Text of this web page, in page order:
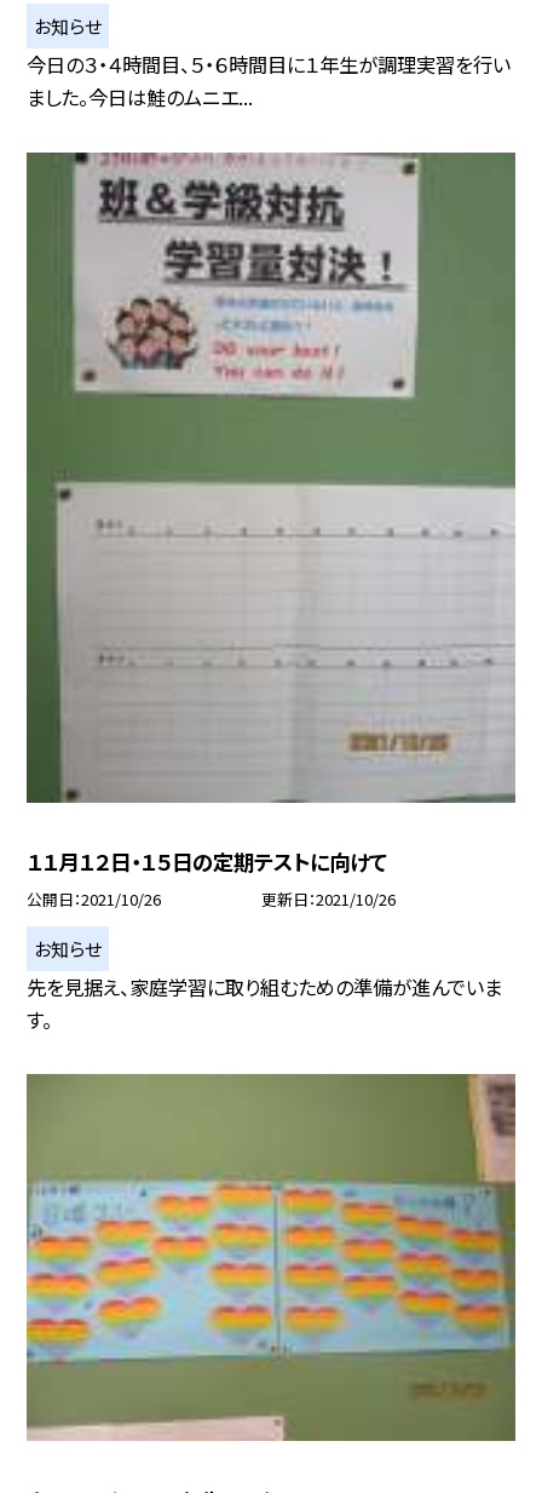
お知らせ
今日の３・４時間目、５・６時間目に１年生が調理実習を行い
ました。今日は鮭のムニエ...
１１月１２日・１５日の定期テストに向けて
公開日 2021/10/26 更新日 2021/10/26
お知らせ
先を見据え、家庭学習に取り組むための準備が進んでいま
す。